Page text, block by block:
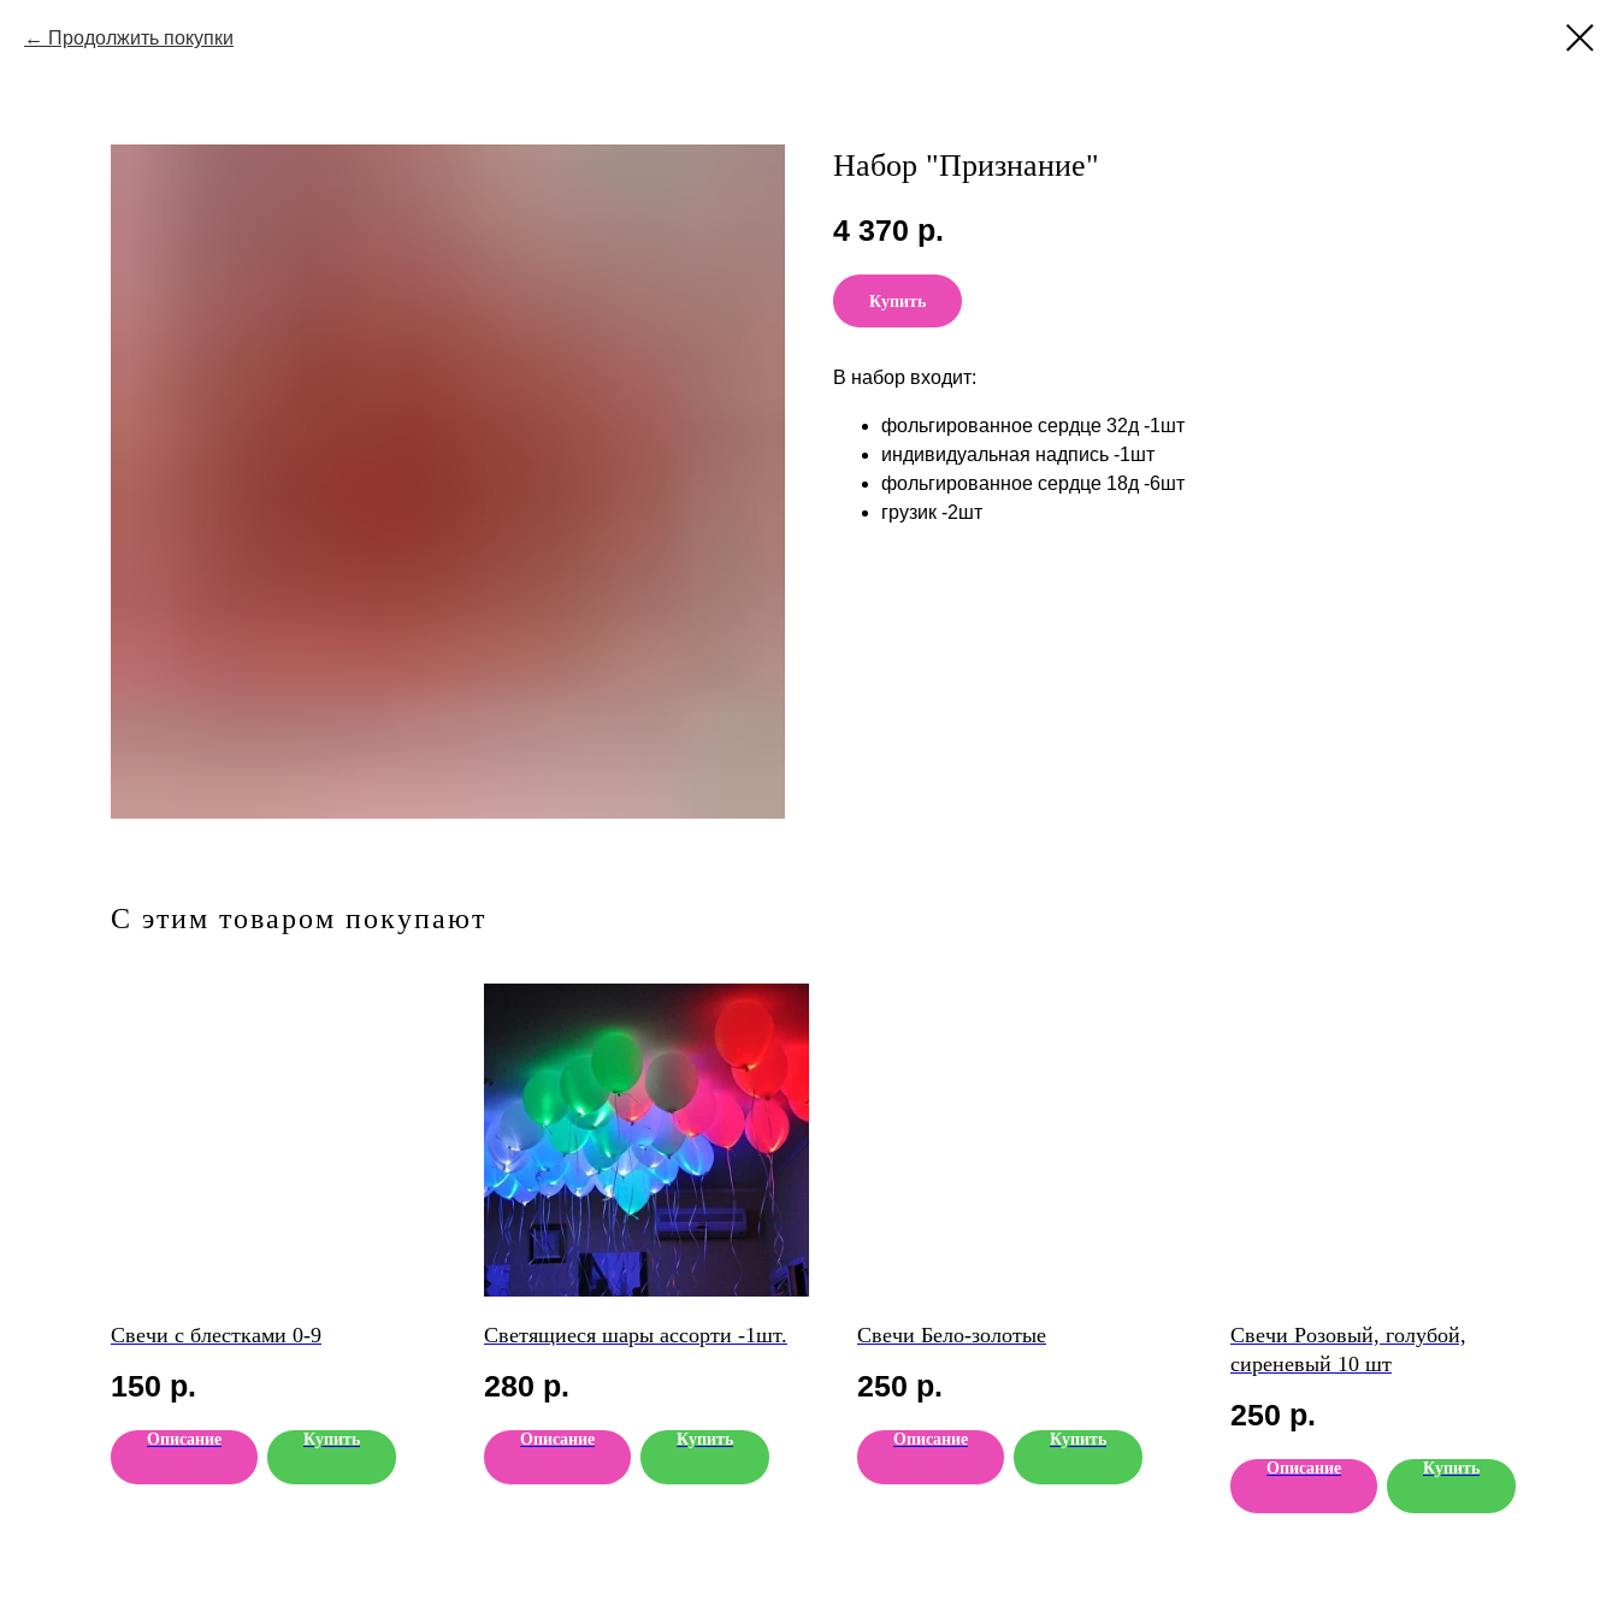
Продолжить покупки
Набор "Признание"
4 370 р.
Купить
В набор входит:
фольгированное сердце 32д -1шт
индивидуальная надпись -1шт
фольгированное сердце 18д -6шт
грузик -2шт
С этим товаром покупают
Свечи с блестками 0-9
150 р.
Описание Купить
Светящиеся шары ассорти -1шт.
280 р.
Описание Купить
Свечи Бело-золотые
250 р.
Описание Купить
Свечи Розовый, голубой,
сиреневый 10 шт
250 р.
Описание Купить